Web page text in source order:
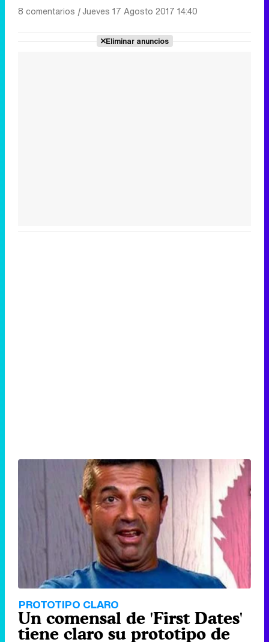
8 comentarios |Jueves 17 Agosto 2017 14:40
Eliminar anuncios
PROTOTIPO CLARO
Un comensal de 'First Dates'
tiene claro su prototipo de